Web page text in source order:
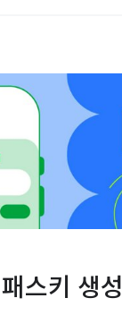
스키 생성